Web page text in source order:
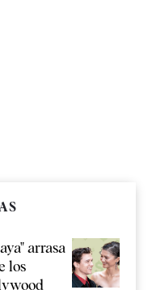
arrasa
los